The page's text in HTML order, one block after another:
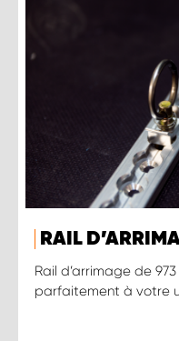
RAIL
Rail d’arrimage de
parfaitement à votre